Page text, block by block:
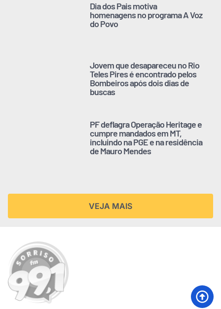
Dia dos Pais motiva
homenagens no programa A Voz
do Povo
Jovem que desapareceu no Rio
Teles Pires é encontrado pelos
Bombeiros após dois dias de
buscas
PF deflagra Operação Heritage e
cumpre mandados em MT,
incluindo na PGE e na residência
de Mauro Mendes
VEJA MAIS